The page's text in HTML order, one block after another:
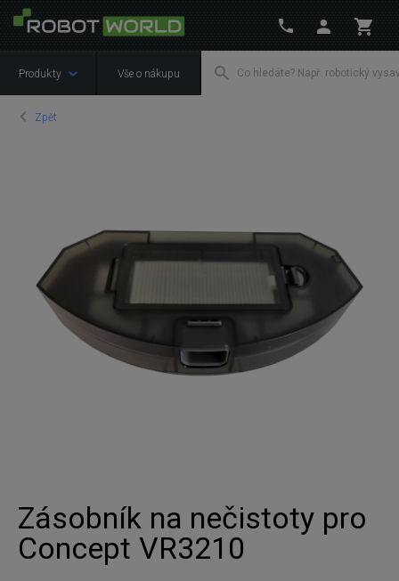
Produkty Vše o nákupu
Zpět
Zásobník na nečistoty pro
Concept VR3210